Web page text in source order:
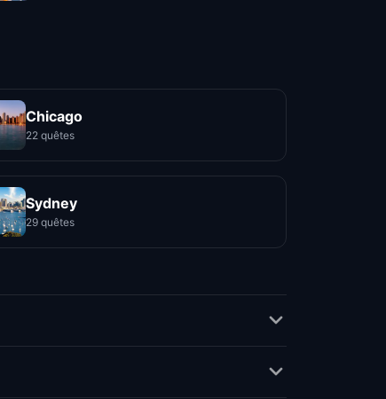
Chicago
22 quêtes
Sydney
29 quêtes